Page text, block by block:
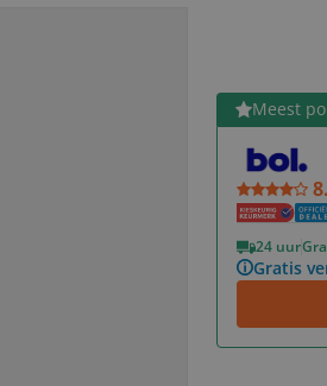
Meest
24 uur
Gratis
Bekijk